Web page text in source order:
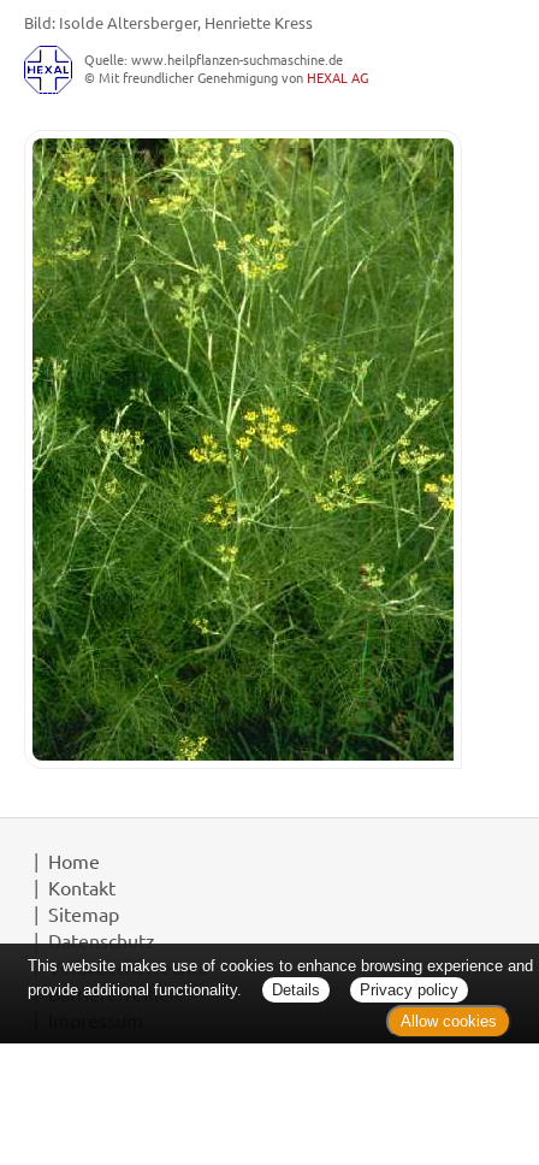
Bild: Isolde Altersberger, Henriette Kress
Quelle: www.heilpflanzen-suchmaschine.de
© Mit freundlicher Genehmigung von HEXAL AG
Home
Kontakt
Sitemap
Datenschutz
Verbraucherrechte
Barrierefreiheit
This website makes use of cookies to enhance browsing experience and
provide additional functionality.
Details
Privacy policy
Allow cookies